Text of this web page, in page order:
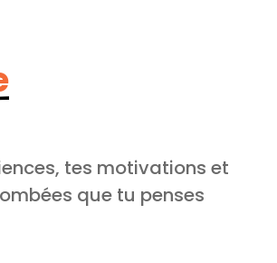
tes motivations et
que tu penses